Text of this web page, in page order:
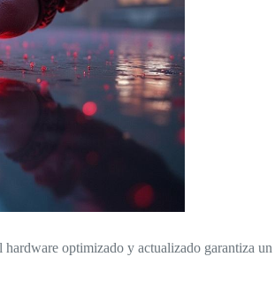
optimizado y actualizado garantiza un